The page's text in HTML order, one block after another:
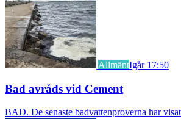
AllmäntIgår 17:50
Bad avråds vid Cement
BAD. De senaste badvattenproverna har